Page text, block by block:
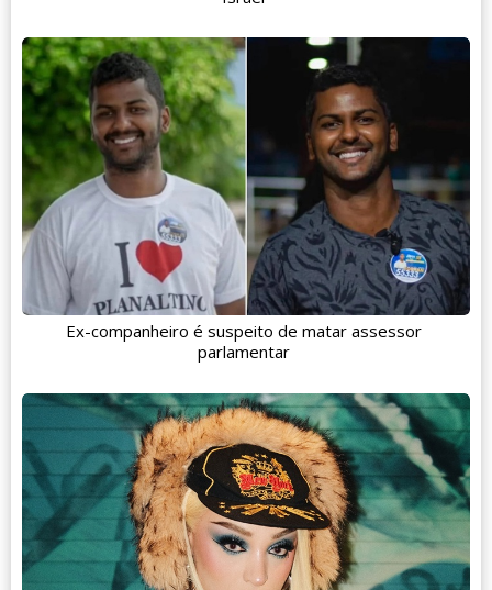
Ex-companheiro é suspeito de matar assessor
parlamentar